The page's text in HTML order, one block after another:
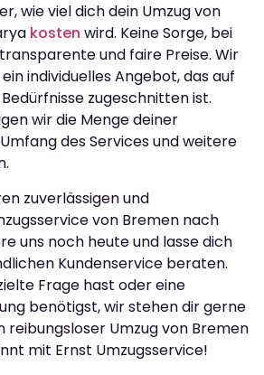
wie viel dich dein Umzug von
kosten wird. Keine Sorge, bei
und faire Preise. Wir
individuelles Angebot, das auf
zugeschnitten ist.
wir die Menge deiner
des Services und weitere
zuverlässigen und
von Bremen nach
uns noch heute und lasse dich
Kundenservice beraten.
Frage hast oder eine
benötigst, wir stehen dir gerne
reibungsloser Umzug von Bremen
mit Ernst Umzugsservice!